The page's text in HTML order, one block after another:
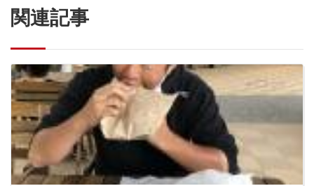
関連記事